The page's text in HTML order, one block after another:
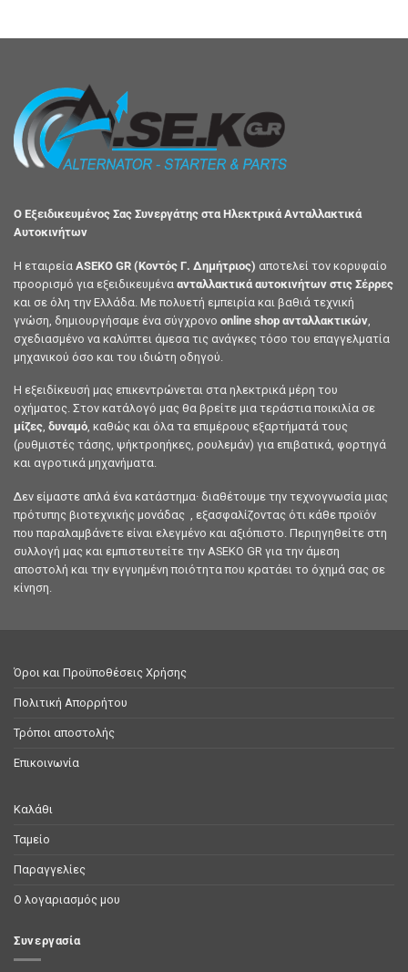
Ο Εξειδικευμένος Σας Συνεργάτης στα Ηλεκτρικά Ανταλλακτικά
Αυτοκινήτων
Η εταιρεία ASEKO GR (Κοντός Γ. Δημήτριος) αποτελεί τον κορυφαίο
προορισμό για εξειδικευμένα ανταλλακτικά αυτοκινήτων στις Σέρρες
και σε όλη την Ελλάδα. Με πολυετή εμπειρία και βαθιά τεχνική
γνώση, δημιουργήσαμε ένα σύγχρονο online shop ανταλλακτικών
σχεδιασμένο να καλύπτει άμεσα τις ανάγκες τόσο του επαγγελματία
μηχανικού όσο και του ιδιώτη οδηγού.
Η εξειδίκευσή μας επικεντρώνεται στα ηλεκτρικά μέρη του
οχήματος. Στον κατάλογό μας θα βρείτε μια τεράστια ποικιλία σε
μίζες, δυναμό, καθώς και όλα τα επιμέρους εξαρτήματά τους
(ρυθμιστές τάσης, ψήκτροηήκες, ρουλεμάν) για επιβατικά, φορτηγά
και αγροτικά μηχανήματα.
Δεν είμαστε απλά ένα κατάστημα· διαθέτουμε την τεχνογνωσία μιας
πρότυπης βιοτεχνικής μονάδας , εξασφαλίζοντας ότι κάθε προϊόν
που παραλαμβάνετε είναι ελεγμένο και αξιόπιστο. Περιηγηθείτε στη
συλλογή μας και εμπιστευτείτε την ASEKO GR για την άμεση
αποστολή και την εγγυημένη ποιότητα που κρατάει το όχημά σας σε
κίνηση.
Όροι και Προϋποθέσεις Χρήσης
Πολιτική Απορρήτου
Τρόποι αποστολής
Επικοινωνία
Καλάθι
Ταμείο
Παραγγελίες
Ο λογαριασμός μου
Συνεργασία